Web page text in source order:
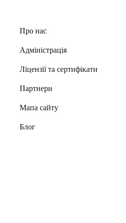
Про нас
Адміністрація
Ліцензії та сертифікати
Партнери
Мапа сайту
Блог